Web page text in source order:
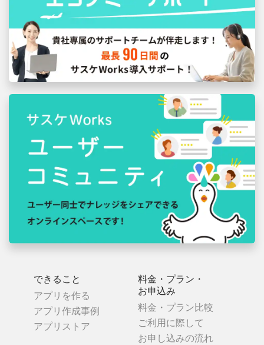
できること
アプリを作る
アプリ作成事例
アプリストア
料金・プラン・
お申込み
料金・プラン比較
ご利用に際して
お申し込みの流れ